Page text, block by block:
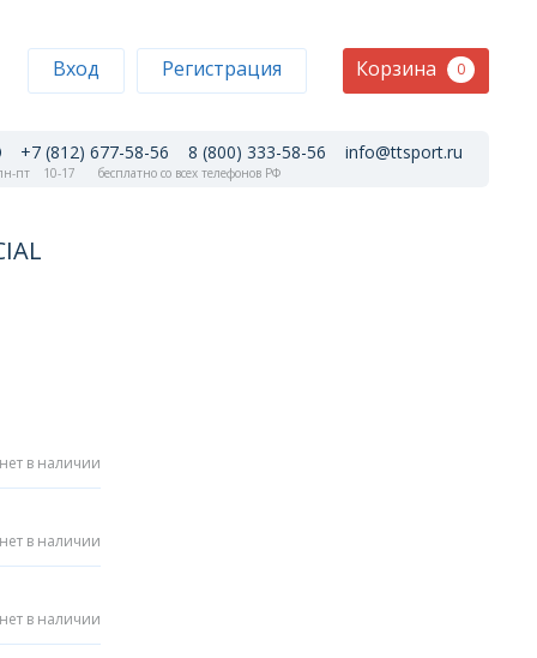
Вход Регистрация Корзина 0
+7 (812) 677-58-56 8 (800) 333-58-56 info@ttsport.ru
пт 10-17 бесплатно со всех телефонов РФ
нет в наличии
нет в наличии
нет в наличии